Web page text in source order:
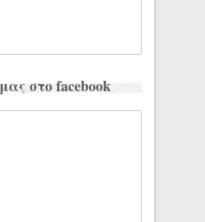
στο facebook